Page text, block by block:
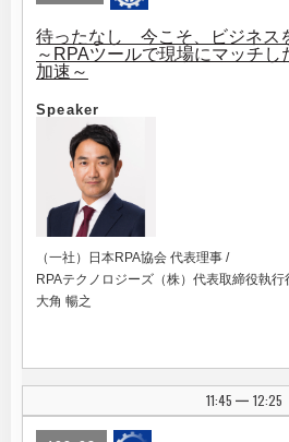
待ったなし 今こそ、ビジネス
～RPAツールで現場にマッチし
加速～
Speaker
（一社）日本RPA協会 代表理事 /
RPAテクノロジーズ（株）代表取締役執行
大角 暢之
11:45 | 12:25